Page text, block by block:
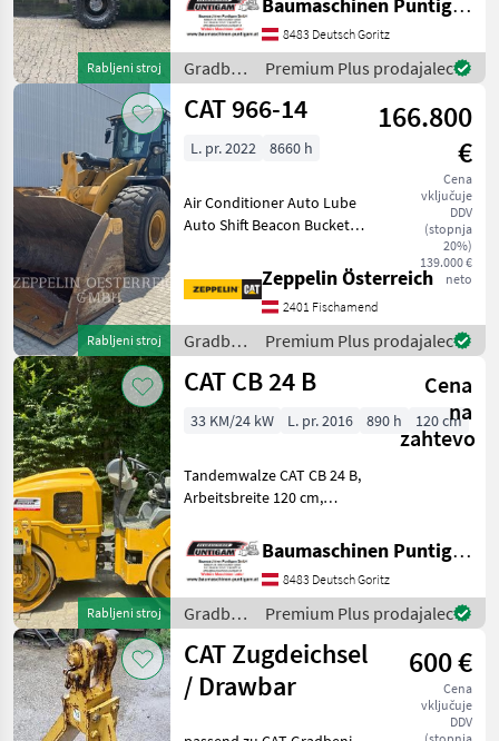
Rabljeni stroj
hydraulisch, 1 Tieflöffel
Baumaschinen Puntigam
GmbH Unser Spezialgebiet:
A
8483 Deutsch Goritz
Gradbeni
stroji /
CAT
Premium Plus prodajalec
Rabljeni stroj
CAT 966-14
166.800
€
Cena
vključuje
DDV
(stopnja
20%)
139.000 €
neto
L. pr. 2022 8660 h
Air Conditioner Auto Lube
Auto Shift Beacon Bucket
Online Owner's Manual
Product Link Ride Control
Emissions Level - EU - EU
STAGE V Regul
Zeppelin Österreich
2401 Fischamend
Gradbeni
stroji /
CAT
Premium Plus prodajalec
Rabljeni stroj
CAT CB 24 B
Cena
na
zahtevo
33 KM/24 kW L. pr. 2016 890 h 120 cm
Tandemwalze CAT CB 24 B,
Arbeitsbreite 120 cm,
Referenznummer: 5922
Baumaschinen Puntigam
GmbH Unser Spezialgebiet:
Ankauf - Verkauf -
Vermietun
Baumaschinen Puntigam GmbH
8483 Deutsch Goritz
Gradbeni
stroji /
CAT
Premium Plus prodajalec
CAT Zugdeichsel
/ Drawbar
600 €
Cena
vključuje
DDV